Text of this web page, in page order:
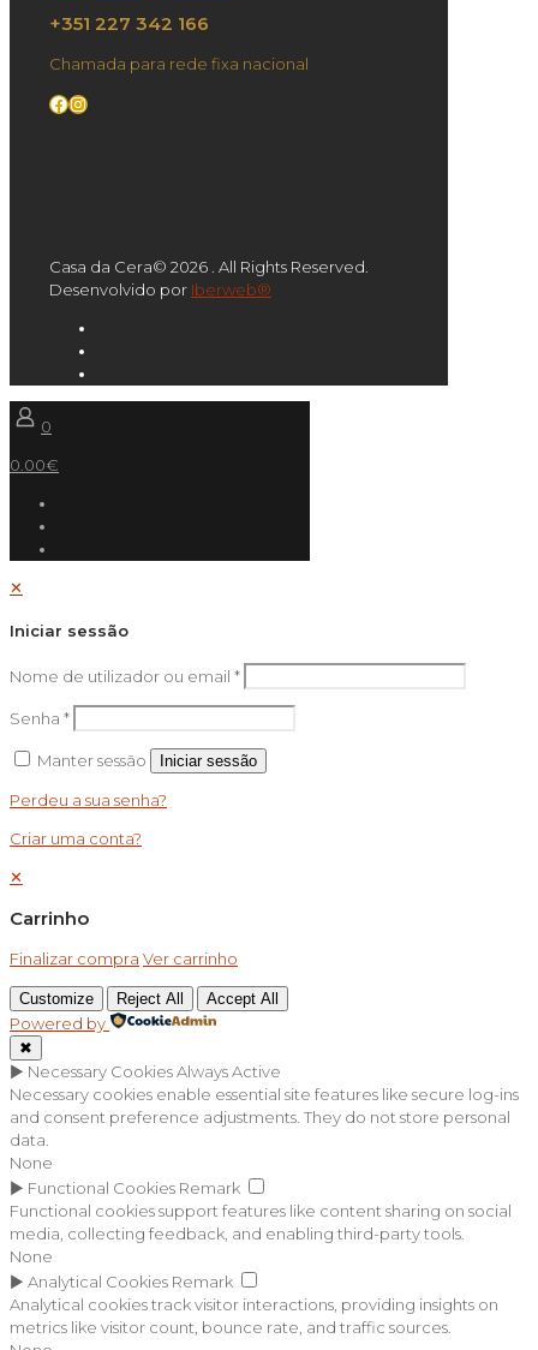
+351 227 342 166
Chamada para rede fixa nacional
Facebook
Instagram
Casa da Cera© 2026 . All Rights Reserved.
Desenvolvido por Iberweb®
0
0.00€
✕
Iniciar sessão
Nome de utilizador ou email *
Senha *
Manter sessão Iniciar sessão
Perdeu a sua senha?
Criar uma conta?
✕
Carrinho
Finalizar compra Ver carrinho
Customize Reject All Accept All
Powered by
✖
► Necessary CookiesAlways Active
Necessary cookies enable essential site features like secure log-ins
and consent preference adjustments. They do not store personal
data.
None
► Functional Cookies Remark
Functional cookies support features like content sharing on social
media, collecting feedback, and enabling third-party tools.
None
► Analytical Cookies Remark
Analytical cookies track visitor interactions, providing insights on
metrics like visitor count, bounce rate, and traffic sources.